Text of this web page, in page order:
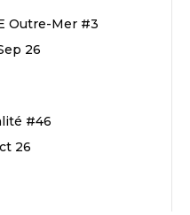
Outre-Mer #3
26
#46
26